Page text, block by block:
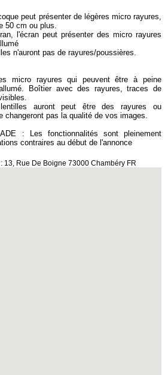
peut présenter de légères micro rayures,
50 cm ou plus.
l'écran peut présenter des micro rayures
n'auront pas de rayures/poussières.
micro rayures qui peuvent être à peine
Boîtier avec des rayures, traces de
auront peut être des rayures ou
changeront pas la qualité de vos images.
: Les fonctionnalités sont pleinement
contraires au début de l'annonce
13, Rue De Boigne 73000 Chambéry FR